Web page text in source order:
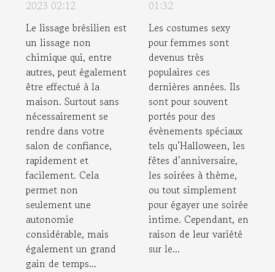
2023 02:12
Le lissage brésilien est
un lissage non
chimique qui, entre
autres, peut également
être effectué à la
maison. Surtout sans
nécessairement se
rendre dans votre
salon de confiance,
rapidement et
facilement. Cela
permet non
seulement une
autonomie
considérable, mais
également un grand
gain de temps...
sexys pour
femme
disponibles sur
le marché ?
01:32
Les costumes sexy
pour femmes sont
devenus très
populaires ces
dernières années. Ils
sont pour souvent
portés pour des
évènements spéciaux
tels qu’Halloween, les
fêtes d’anniversaire,
les soirées à thème,
ou tout simplement
pour égayer une soirée
intime. Cependant, en
raison de leur variété
sur le...